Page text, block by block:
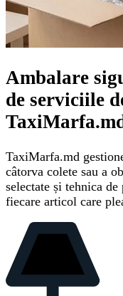
Ambalare
de serviciile
TaxiMarfa.md
câtorva colete sau a
selectate și tehnica
fiecare articol care